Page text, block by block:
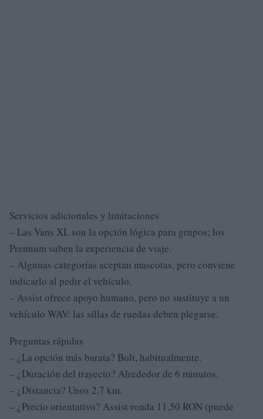
Servicios adicionales y limitaciones
– Las Vans XL son la opción lógica para grupos; los
Premium suben la experiencia de viaje.
– Algunas categorías aceptan mascotas, pero conviene
indicarlo al pedir el vehículo.
– Assist ofrece apoyo humano, pero no sustituye a un
vehículo WAV: las sillas de ruedas deben plegarse.
Preguntas rápidas
– ¿La opción más barata? Bolt, habitualmente.
– ¿Duración del trayecto? Alrededor de 6 minutos.
– ¿Distancia? Unos 2,7 km.
– ¿Precio orientativo? Assist ronda 11,50 RON (puede